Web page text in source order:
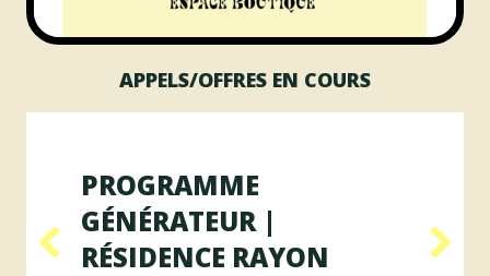
APPELS/OFFRES EN COURS
PROGRAMME
GÉNÉRATEUR |
RÉSIDENCE RAYON